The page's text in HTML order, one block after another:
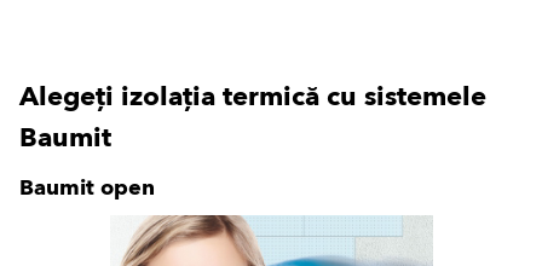
Alegeți izolația termică cu sistemele
Baumit
Baumit open